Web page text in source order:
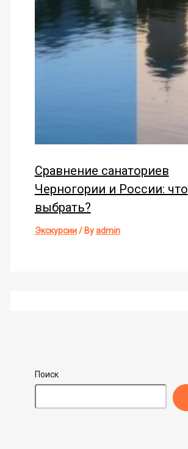
Сравнение санаториев
Черногории и России: что
выбрать?
Экскурсии/ Byadmin
Поиск